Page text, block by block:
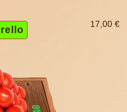
17,00 €